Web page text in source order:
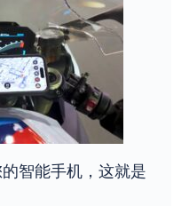
智能手机，这就是